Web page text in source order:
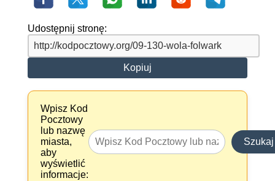
Udostępnij stronę:
Kopiuj
Wpisz Kod
Pocztowy
lub nazwę
miasta,
aby
wyświetlić
informacje:
Szukaj